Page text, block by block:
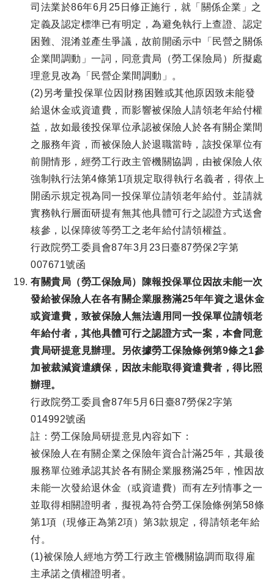
司法業於86年6月25日修正施行，就「關係企業」之
定義及認定標準已有明定，為避免執行上查證、認定
困難、混淆並產生爭議，故前開函示中「民營之關係
企業間調動」一詞，同意貴局（勞工保險局）所擬處
理意見改為「民營企業間調動」。
(2)另考量投保單位因財務困難或其他原因致未能發
給退休金或資遣費，而影響被保險人請領老年給付權
益，故如最後投保單位承認被保險人於各有關企業間
之服務年資，而被保險人於退職當時，該投保單位有
前開情形，經勞工行政主管機關協調，由被保險人依
強制執行法第4條第1項規定取得執行名義者，得依上
開函示規定視為同一投保單位請領老年給付。並請就
實務執行層面研提有無其他具體可行之認證方式送會
核參，以保障彼等勞工之老年給付請領權益。
行政院勞工委員會87年3月23日臺87勞保2字第
007671號函
有關貴局（勞工保險局）陳報投保單位因故未能一次
發給被保險人在各有關企業服務滿25年年資之退休金
或資遣費，致被保險人無法適用同一投保單位請領老
年給付者，其他具體可行之認證方式一案，本會同意
貴局研提意見辦理。另依據勞工保險條例第9條之1參
加被裁減資遣續保，因故未能取得資遣費者，得比照
辦理。
行政院勞工委員會87年5月6日臺87勞保2字第
014992號函
註：勞工保險局研提意見內容如下：
被保險人在有關企業之保險年資合計滿25年，其最後
服務單位雖承認其於各有關企業服務滿25年，惟因故
未能一次發給退休金（或資遣費）而有左列情事之一
並取得相關證明者，擬視為符合勞工保險條例第58條
第1項（現修正為第2項）第3款規定，得請領老年給
付。
(1)被保險人經地方勞工行政主管機關協調而取得雇
主承諾之債權證明者。